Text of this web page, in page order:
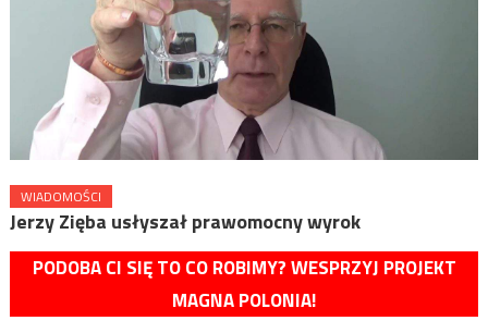
WIADOMOŚCI
Jerzy Zięba usłyszał prawomocny wyrok
PODOBA CI SIĘ TO CO ROBIMY? WESPRZYJ PROJEKT
MAGNA POLONIA!